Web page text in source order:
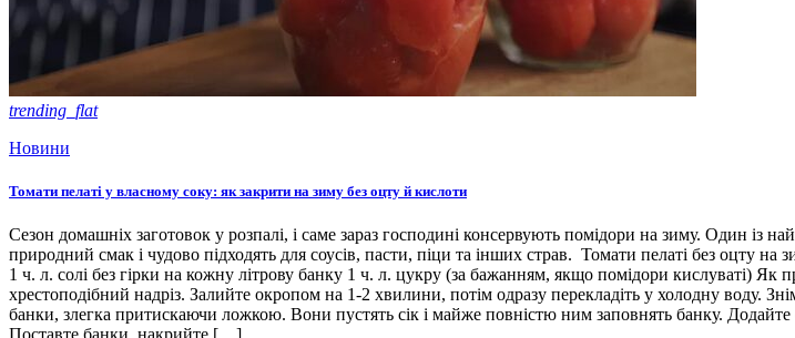
trending_flat
Новини
Томати пелаті у власному соку: як закрити на зиму без оцту й кислоти
Сезон домашніх заготовок у розпалі, і саме зараз господині консервують помідори на зиму. Один із
природний смак і чудово підходять для соусів, пасти, піци та інших страв. Томати пелаті без оцту
1 ч. л. солі без гірки на кожну літрову банку 1 ч. л. цукру (за бажанням, якщо помідори кислуваті)
хрестоподібний надріз. Залийте окропом на 1-2 хвилини, потім одразу перекладіть у холодну воду.
банки, злегка притискаючи ложкою. Вони пустять сік і майже повністю ним заповнять банку.
Поставте банки, накрийте […]